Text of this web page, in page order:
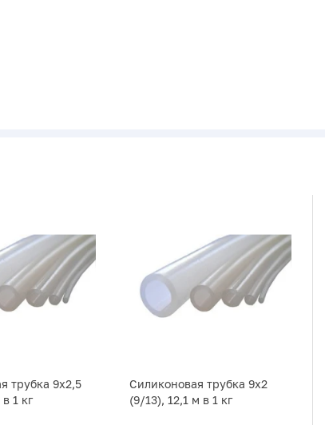
трубка 9х2,5
1 кг
Силиконовая трубка 9х2
(9/13), 12,1 м в 1 кг